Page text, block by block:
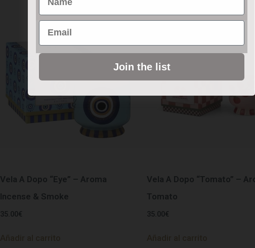
Vela A Dopo “Eye” – Aroma
Incense & Smoke
35.00€
Vela A Dopo “Tomato” –
Tomato
35.00€
Email
Join the list